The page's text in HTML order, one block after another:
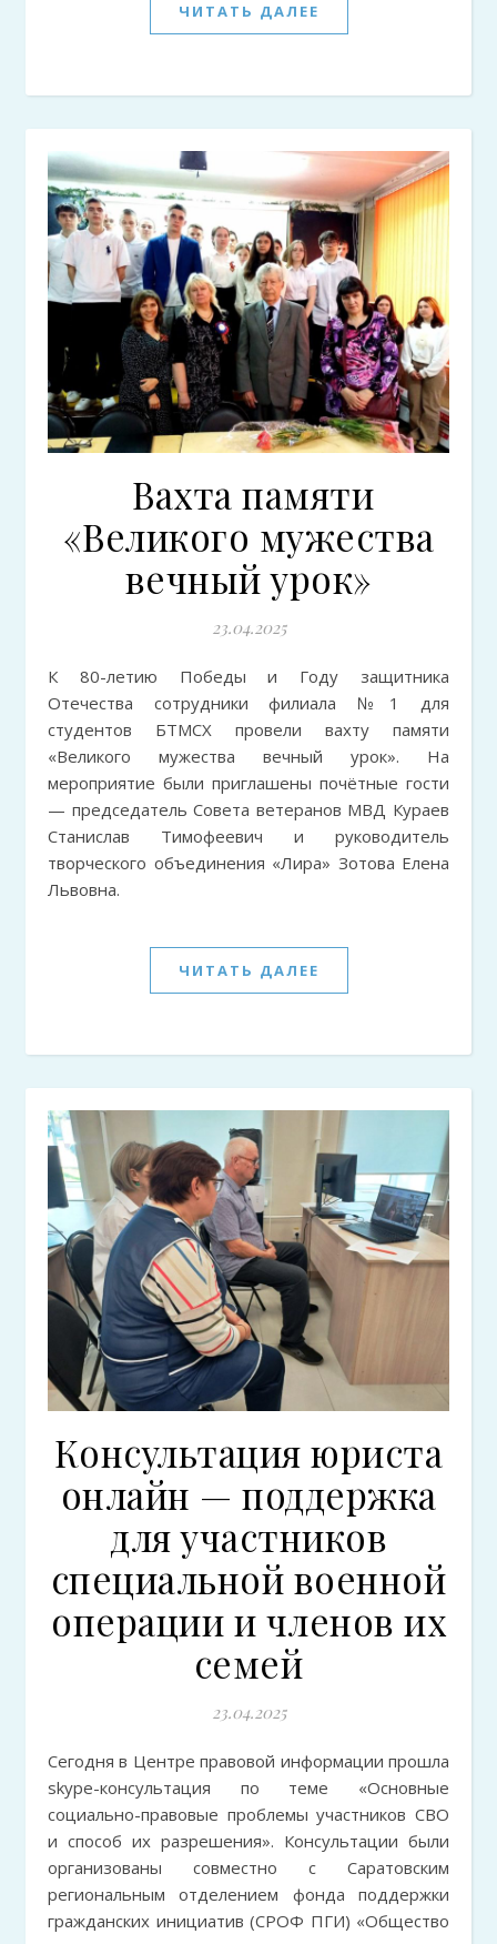
ЧИТАТЬ ДАЛЕЕ
Вахта памяти
«Великого мужества
вечный урок»
23.04.2025
К 80-летию Победы и Году защитника
Отечества сотрудники филиала №1 для
студентов БТМСХ провели вахту памяти
«Великого мужества вечный урок». На
мероприятие были приглашены почётные гости
— председатель Совета ветеранов МВД Кураев
Станислав Тимофеевич и руководитель
творческого объединения «Лира» Зотова Елена
Львовна.
ЧИТАТЬ ДАЛЕЕ
Консультация юриста
онлайн — поддержка
для участников
специальной военной
операции и членов их
семей
23.04.2025
Сегодня в Центре правовой информации прошла
skype-консультация по теме «Основные
социально-правовые проблемы участников СВО
и способ их разрешения». Консультации были
организованы совместно с Саратовским
региональным отделением фонда поддержки
гражданских инициатив (СРОФ ПГИ) «Общество